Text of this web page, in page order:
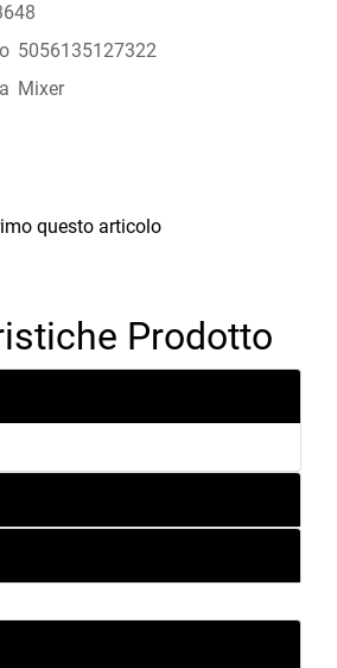
5056135127322
Mixer
questo articolo
Prodotto